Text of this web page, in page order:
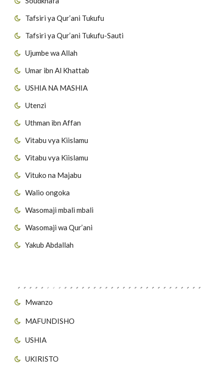
Tafsiri ya Qur’ani Tukufu
Tafsiri ya Qur’ani Tukufu-Sauti
Ujumbe wa Allah
Umar ibn Al Khattab
USHIA NA MASHIA
Utenzi
Uthman ibn Affan
Vitabu vya Kiislamu
Vitabu vya Kiislamu
Vituko na Majabu
Walio ongoka
Wasomaji mbali mbali
Wasomaji wa Qur’ani
Yakub Abdallah
Mwanzo
MAFUNDISHO
USHIA
UKIRISTO